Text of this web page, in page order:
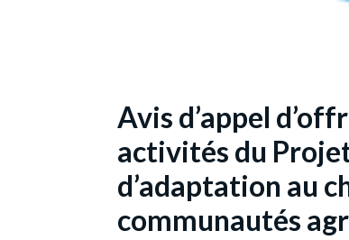
Avis d’appel
activités du
d’adaptation au
communautés